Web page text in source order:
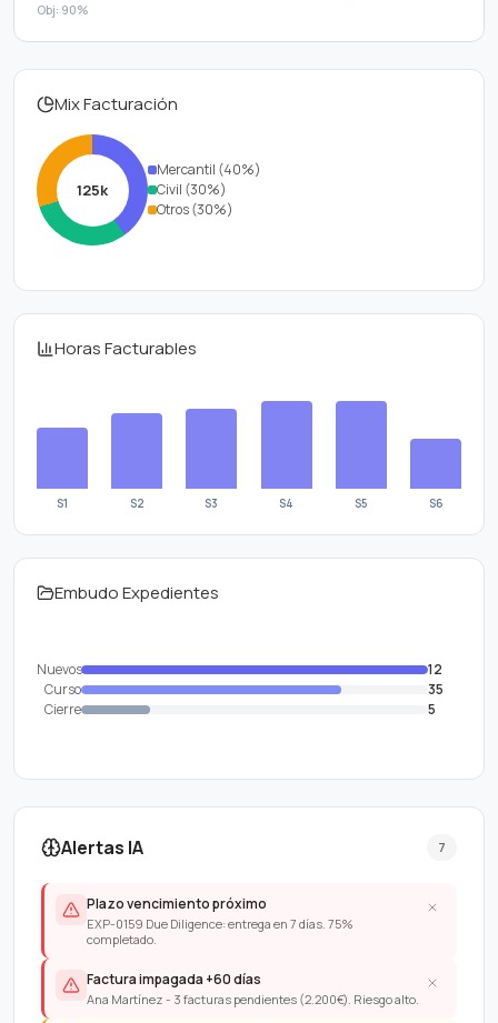
Obj: 90%
Mix Facturación
125k
Mercantil (40%)
Civil (30%)
Otros (30%)
Horas Facturables
S1 S2 S3 S4 S5 S6
Embudo Expedientes
Nuevos
12
Curso
35
Cierre
5
Alertas IA 7
Plazo vencimiento próximo
EXP-0159 Due Diligence: entrega en 7 días. 75%
completado.
Factura impagada +60 días
Ana Martínez - 3 facturas pendientes (2.200€). Riesgo alto.